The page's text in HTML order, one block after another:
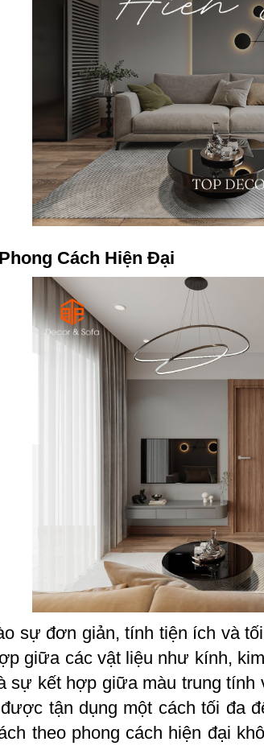
Cách Hiện Đại
sự đơn giản, tính tiện ích và
giữa các vật liệu như kính,
sự kết hợp giữa màu trung
tận dụng một cách tối đa
theo phong cách hiện đại